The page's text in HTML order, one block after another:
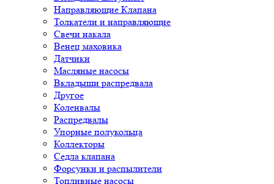
Направляющие Клапана
Толкатели и направляющие
Свечи накала
Венец маховика
Датчики
Масляные насосы
Вкладыши распредвала
Другое
Коленвалы
Распредвалы
Упорные полукольца
Коллекторы
Седла клапана
Форсунки и распылители
Топливные насосы